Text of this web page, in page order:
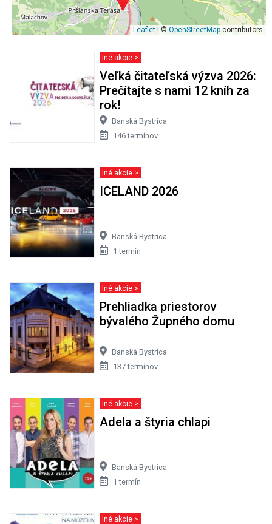
Leaflet | © OpenStreetMap contributors
Iné akcie >
Veľká čitateľská výzva 2026:
Prečítajte s nami 12 kníh za
rok!
Banská Bystrica
146 termínov
Iné akcie >
ICELAND 2026
Banská Bystrica
1 termín
Iné akcie >
Prehliadka priestorov
bývalého Župného domu
Banská Bystrica
137 termínov
Iné akcie >
Adela a štyria chlapi
Banská Bystrica
1 termín
Iné akcie >